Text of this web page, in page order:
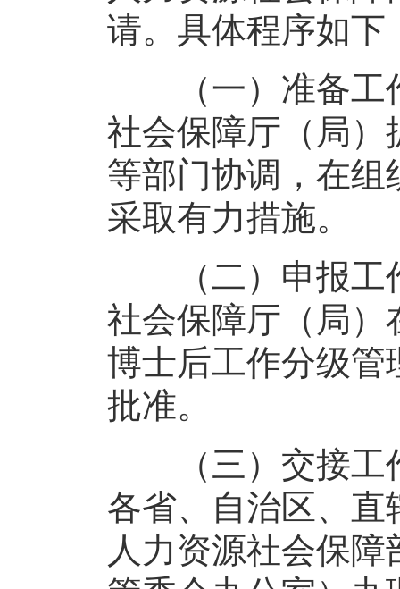
请。具体程序如下
（一）准备工作
社会保障厅（局）
等部门协调，在
采取有力措施。
（二）申报工作
社会保障厅（局）
博士后工作分级管
批准。
（三）交接工作
各省、自治区、
人力资源社会保